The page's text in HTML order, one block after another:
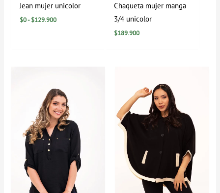
Jean mujer unicolor
$0- $129.900
Chaqueta mujer manga
3/4 unicolor
$189.900